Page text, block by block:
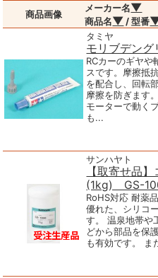
商品画像
メーカー名▼
商品名▼ / 型番
タミヤ
モリブデン
RCカーのギヤや
スです。摩擦抵
を配合し、回転
摩擦を防ぎます
モーターで動く
も...
サンハヤト
【取寄せ品
(1kg) GS-
RoHS対応 耐薬
優れた、シリコ
す。 温泉地帯や
どから部品を保
も有効です。 ま